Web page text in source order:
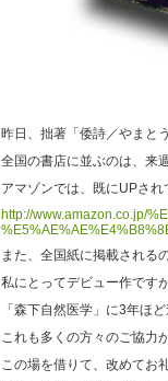
昨日、拙著「倭詩／やまと
全国の書店に並ぶのは、来
アマゾンでは、既にUPされ
http://www.amazon.co.jp/
また、全国紙に掲載される
私にとってデビュー作です
「森下自然医学」に3年ほ
これも多くの方々のご協力
この場を借りて、改めてお